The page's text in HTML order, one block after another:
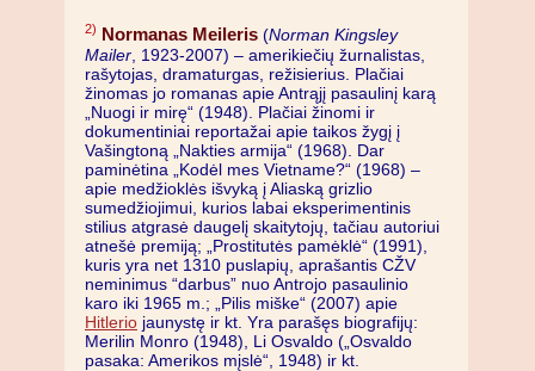
2) Normanas Meileris (Norman Kingsley
Mailer , 1923-2007) – amerikiečių žurnalistas,
rašytojas, dramaturgas, režisierius. Plačiai
žinomas jo romanas apie Antrąjį pasaulinį karą
„Nuogi ir mirę“ (1948). Plačiai žinomi ir
dokumentiniai reportažai apie taikos žygį į
Vašingtoną „Nakties armija“ (1968). Dar
paminėtina „Kodėl mes Vietname?“ (1968) –
apie medžioklės išvyką į Aliaską grizlio
sumedžiojimui, kurios labai eksperimentinis
stilius atgrasė daugelį skaitytojų, tačiau autoriui
atnešė premiją; „Prostitutės pamėklė“ (1991),
kuris yra net 1310 puslapių, aprašantis CŽV
neminimus “darbus” nuo Antrojo pasaulinio
karo iki 1965 m.; „Pilis miške“ (2007) apie
Hitlerio jaunystę ir kt. Yra parašęs biografijų:
Merilin Monro (1948), Li Osvaldo („Osvaldo
pasaka: Amerikos mįslė“, 1948) ir kt.